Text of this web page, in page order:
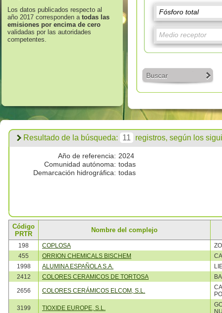
Los datos publicados respecto al
año 2017 corresponden atodas las
emisiones por encima de cero
validadas por las autoridades
competentes.
Buscar
Resultado de la búsqueda: 11 registros, según los
Año de referencia: 2024
Comunidad autónoma: todas
Demarcación hidrográfica: todas
Código
PRTR
Nombre del complejo
198 COPLOSA
455
ORRION CHEMICALS BISCHEM
1998
ALUMINA ESPAÑOLA S.A.
2412
COLORES CERAMICOS DE TORTOSA
2656
COLORES CERÁMICOS ELCOM, S.L.
3199
TIOXIDE EUROPE, S.L.